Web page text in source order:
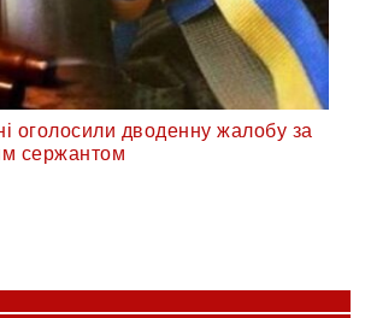
оголосили дводенну жалобу за
сержантом